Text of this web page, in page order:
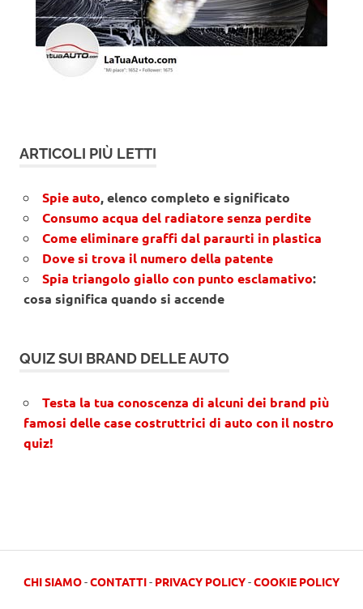
ARTICOLI PIÙ LETTI
Spie auto, elenco completo e significato
Consumo acqua del radiatore senza perdite
Come eliminare graffi dal paraurti in plastica
Dove si trova il numero della patente
Spia triangolo giallo con punto esclamativo:
cosa significa quando si accende
QUIZ SUI BRAND DELLE AUTO
Testa la tua conoscenza di alcuni dei brand più
famosi delle case costruttrici di auto con il nostro
quiz!
CHI SIAMO-CONTATTI- PRIVACY POLICY-COOKIE POLICY